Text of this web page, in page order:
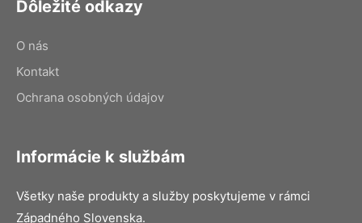
Dôležité odkazy
O nás
Kontakt
Ochrana osobných údajov
Informácie k službám
Všetky naše produkty a služby poskytujeme v rámci
Západného Slovenska.